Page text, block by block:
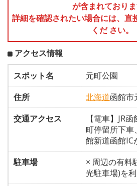
が含まれておりま
詳細を確認されたい場合には、直
くだ さい。
アクセス情報
スポット名
元町公園
住所
北海道函館市
交通アクセス
【電車】JR
町停留所下車
館新道函館IC
駐車場
× 周辺の有料
光駐車場)を